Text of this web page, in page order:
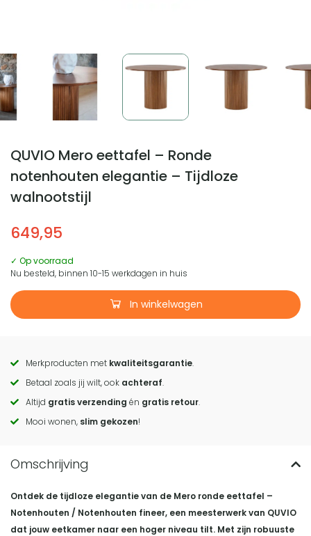
QUVIO Mero eettafel – Ronde
notenhouten elegantie – Tijdloze
walnootstijl
649,95
✓ Op voorraad
Nu besteld, binnen 10-15 werkdagen in huis
In winkelwagen
Call
to
actions
Merkproducten met kwaliteitsgarantie.
Betaal zoals jij wilt, ook achteraf.
Altijd gratis verzending én gratis retour.
Mooi wonen, slim gekozen!
Ontdek de tijdloze elegantie van de Mero ronde eettafel –
Notenhouten / Notenhouten fineer, een meesterwerk van QUVIO
dat jouw eetkamer naar een hoger niveau tilt. Met zijn robuuste